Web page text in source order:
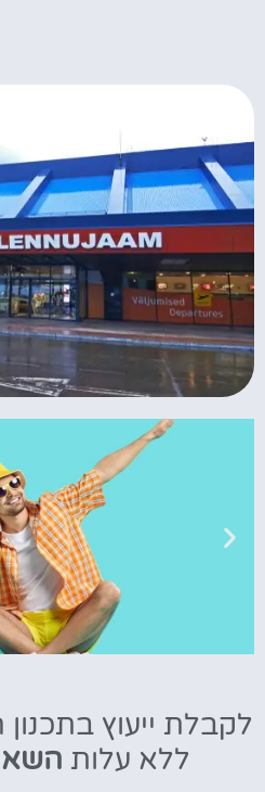
מציאת
טיסה זולה?
לקבלת ייעוץ
ללא עלות